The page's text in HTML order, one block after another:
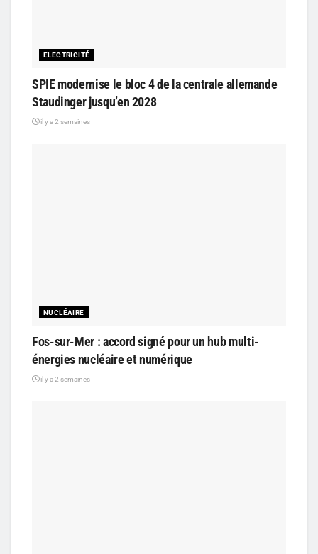
ELECTRICITÉ
SPIE modernise le bloc 4 de la centrale allemande
Staudinger jusqu’en 2028
il y a 2 semaines
NUCLÉAIRE
Fos-sur-Mer : accord signé pour un hub multi-
énergies nucléaire et numérique
il y a 2 semaines